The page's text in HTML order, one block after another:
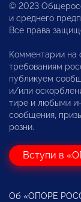
© 2023
и среднего
Все права
Комментарии на
требованиям
публикуем
и/или
тире и любыми
сообщения,
розни.
Вступи в
Об «ОПОРЕ